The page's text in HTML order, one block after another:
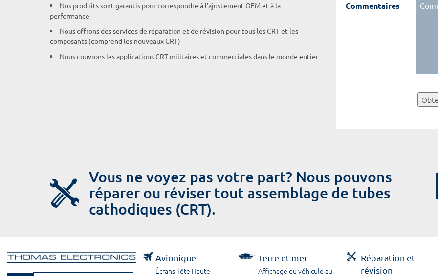
Nos produits sont garantis pour correspondre à l'ajustement OEM et à la
performance
Nous offrons des services de réparation et de révision pour tous les CRT et les
composants (comprend les nouveaux CRT)
Nous couvrons les applications CRT militaires et commerciales dans le monde entier
Commentaires
Vous ne voyez pas votre part? Nous pouvons
réparer ou réviser tout assemblage de tubes
cathodiques (CRT).
Avionique
Écrans Tête Haute
Terre et mer
Affichage du véhicule au
Réparation et
révision